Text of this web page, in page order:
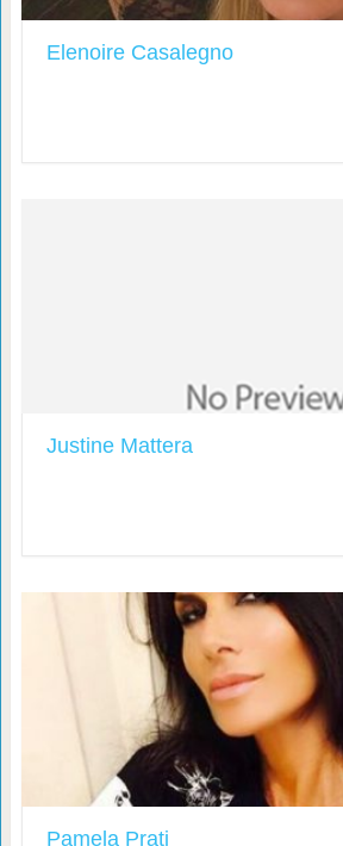
Elenoire Casalegno
Justine Mattera
Pamela Prati